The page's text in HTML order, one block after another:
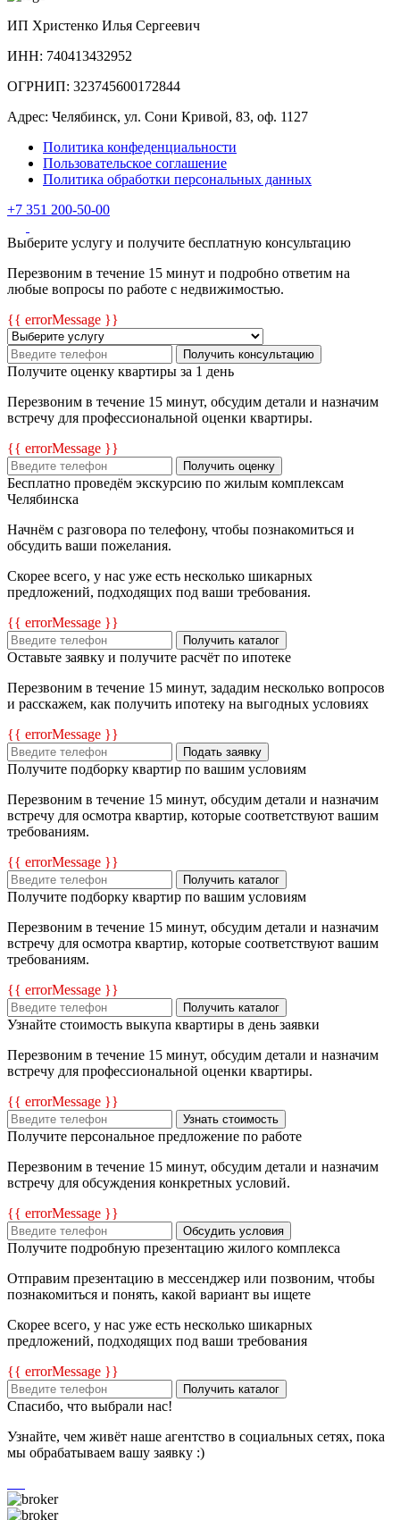
ИП Христенко Илья Сергеевич
ИНН: 740413432952
ОГРНИП: 323745600172844
Адрес: Челябинск, ул. Сони Кривой, 83, оф. 1127
Политика конфеденциальности
Пользовательское соглашение
Политика обработки персональных данных
+7 351 200-50-00
Выберите услугу и получите бесплатную консультацию
Перезвоним в течение 15 минут и подробно ответим на
любые вопросы по работе с недвижимостью.
{{ errorMessage }}
Получить консультацию
Получите оценку квартиры за 1 день
Перезвоним в течение 15 минут, обсудим детали и назначим
встречу для профессиональной оценки квартиры.
{{ errorMessage }}
Получить оценку
Бесплатно проведём экскурсию по жилым комплексам
Челябинска
Начнём с разговора по телефону, чтобы познакомиться и
обсудить ваши пожелания.
Скорее всего, у нас уже есть несколько шикарных
предложений, подходящих под ваши требования.
{{ errorMessage }}
Получить каталог
Оставьте заявку и получите расчёт по ипотеке
Перезвоним в течение 15 минут, зададим несколько вопросов
и расскажем, как получить ипотеку на выгодных условиях
{{ errorMessage }}
Подать заявку
Получите подборку квартир по вашим условиям
Перезвоним в течение 15 минут, обсудим детали и назначим
встречу для осмотра квартир, которые соответствуют вашим
требованиям.
{{ errorMessage }}
Получить каталог
Получите подборку квартир по вашим условиям
Перезвоним в течение 15 минут, обсудим детали и назначим
встречу для осмотра квартир, которые соответствуют вашим
требованиям.
{{ errorMessage }}
Получить каталог
Узнайте стоимость выкупа квартиры в день заявки
Перезвоним в течение 15 минут, обсудим детали и назначим
встречу для профессиональной оценки квартиры.
{{ errorMessage }}
Узнать стоимость
Получите персональное предложение по работе
Перезвоним в течение 15 минут, обсудим детали и назначим
встречу для обсуждения конкретных условий.
{{ errorMessage }}
Обсудить условия
Получите подробную презентацию жилого комплекса
Отправим презентацию в мессенджер или позвоним, чтобы
познакомиться и понять, какой вариант вы ищете
Скорее всего, у нас уже есть несколько шикарных
предложений, подходящих под ваши требования
{{ errorMessage }}
Получить каталог
Спасибо, что выбрали нас!
Узнайте, чем живёт наше агентство в социальных сетях, пока
мы обрабатываем вашу заявку :)